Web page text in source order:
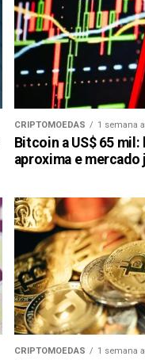
CRIPTOMOEDAS 1 semana
Bitcoin a US$ 65 mil:
aproxima e mercado
CRIPTOMOEDAS 1 semana